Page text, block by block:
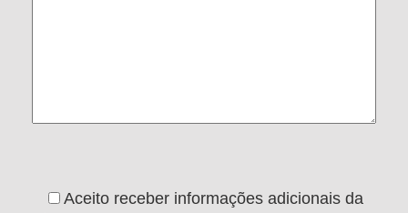
Aceito receber informações adicionais da